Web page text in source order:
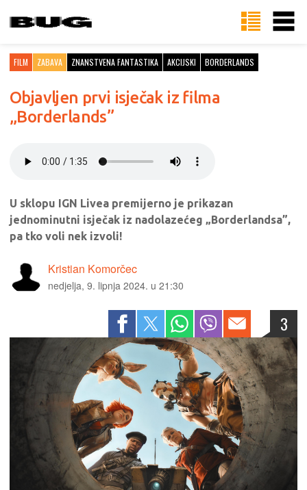
FILM ZABAVA ZNANSTVENA FANTASTIKA AKCIJSKI BORDERLANDS
Objavljen prvi isječak iz filma
„Borderlands”
U sklopu IGN Livea premijerno je prikazan
jednominutni isječak iz nadolazećeg „Borderlandsa”,
pa tko voli nek izvoli!
Kristian Komorčec
nedjelja, 9. lipnja 2024. u 21:30
3